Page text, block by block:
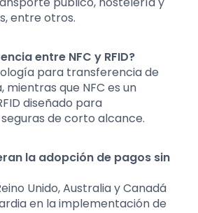
entre otros.
entre NFC y RFID?
para transferencia de
mientras que NFC es un
diseñado para
de corto alcance.
la adopción de pagos sin
Unido, Australia y Canadá
en la implementación de